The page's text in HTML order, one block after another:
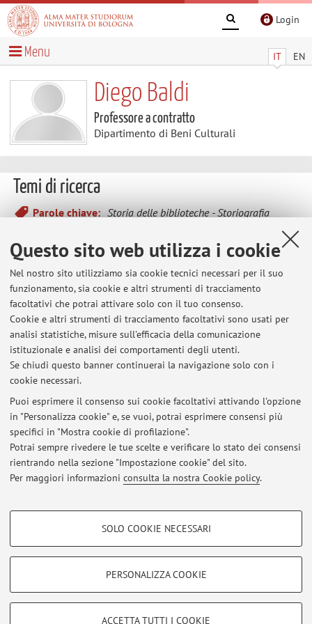
Questo sito web utilizza i cookie
Nel nostro sito utilizziamo sia cookie tecnici necessari per il suo
funzionamento, sia cookie e altri strumenti di tracciamento
facoltativi che potrai attivare solo con il tuo consenso.
Cookie e altri strumenti di tracciamento facoltativi sono usati per
analisi statistiche, misure sull'efficacia della comunicazione
istituzionale e analisi dei comportamenti degli utenti.
Se chiudi questo banner continuerai la navigazione solo con i
cookie necessari.
Puoi esprimere il consenso sui cookie facoltativi attivando l'opzione
in "Personalizza cookie" e, se vuoi, potrai esprimere consensi più
specifici in "Mostra cookie di profilazione".
Potrai sempre rivedere le tue scelte e verificare lo stato dei consensi
rientrando nella sezione "Impostazione cookie" del sito.
Per maggiori informazioni consulta la nostra Cookie policy.
COOKIE DI PROFILAZIONE - FACOLTATIVI
COOKIE TECNICI - NECESSARI
SOLO COOKIE NECESSARI
PERSONALIZZA COOKIE
ACCETTA TUTTI I COOKIE
Login
IT EN
Menu
Diego Baldi
Professore a contratto
Dipartimento di Beni Culturali
Temi di ricerca
Parole chiave: Storia delle biblioteche Storiografia
Si occupa principalmente di storia e storiografia delle
biblioteche, antiquaria e erudizione, pubblicando
criticamente i testi fondativi delle materie
biblioteconomiche, tra i quali ilSyntagma de bibliothecisdi
Giusti Lipsio, ilDe bibliothecis deperditis ac noviter intructis
Michael Neander, ilDe bibliothecis romanorumdi Christian
Curio
Ultimi avvisi
Al momento non sono presenti avvisi.
Area riservata
Accedi tramiteloginper gestire tutti i contenuti del sito.